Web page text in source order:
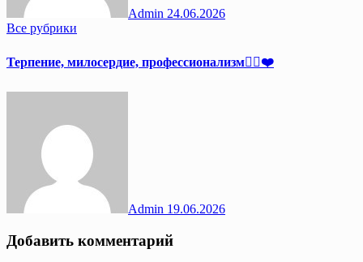
Admin 24.06.2026
Все рубрики
Терпение, милосердие, профессионализм👩‍⚕️❤️
Admin 19.06.2026
Добавить комментарий